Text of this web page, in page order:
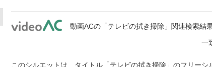
動画ACの「テレビの拭き掃除」関連検索結
一
このシルエットは、タイトル「テレビの拭き掃除」のフリー